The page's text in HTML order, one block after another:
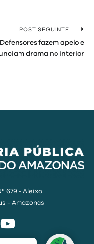
POST SEGUINTE
Defensores fazem apelo e
drama no interior
679 - Aleixo
- Amazonas
Facebook